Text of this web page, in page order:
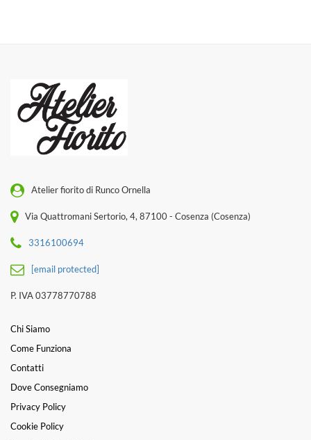
Atelier fiorito di Runco Ornella
Via Quattromani Sertorio, 4, 87100 - Cosenza (Cosenza)
3316100694
[email protected]
P. IVA 03778770788
Chi Siamo
Come Funziona
Contatti
Dove Consegniamo
Privacy Policy
Cookie Policy